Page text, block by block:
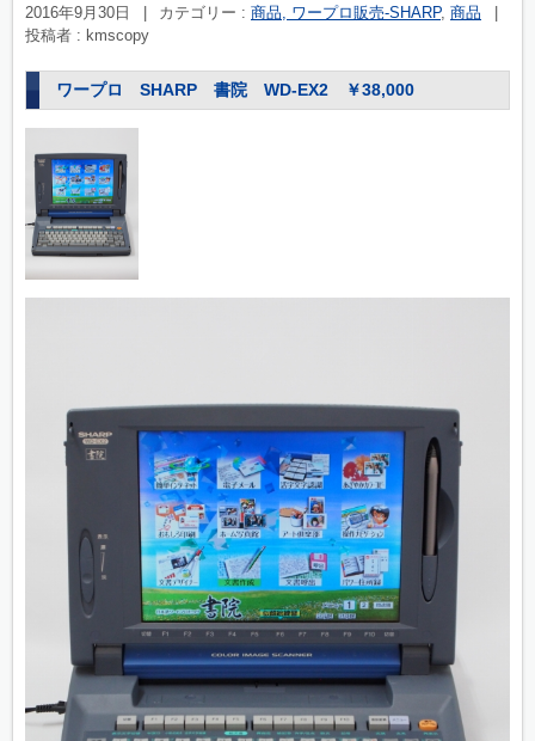
2016年9月30日 カテゴリー : 商品, ワープロ販売-SHARP, 商品
投稿者 : kmscopy
ワープロ SHARP 書院 WD-EX2 ￥38,000